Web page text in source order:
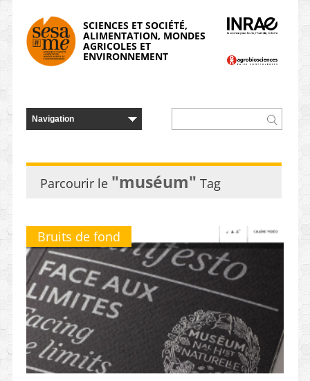
SCIENCES ET SOCIÉTÉ,
ALIMENTATION, MONDES
AGRICOLES ET
ENVIRONNEMENT
Parcourir le "muséum" Tag
Bruits de fond